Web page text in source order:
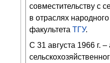
совместительству с
в отраслях
факультета ТГУ.
С 31 августа 1966 г.